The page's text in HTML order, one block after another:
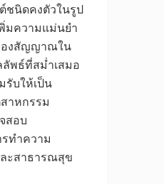
ต์ชนิดคงตัวในรูป
มความแม่นยำ
องสัญญาณใน
พธ์ที่สม่ำเสมอ
รับให้เป็น
าหกรรม
สอบ
ทำความ
ะสาธารณสุข